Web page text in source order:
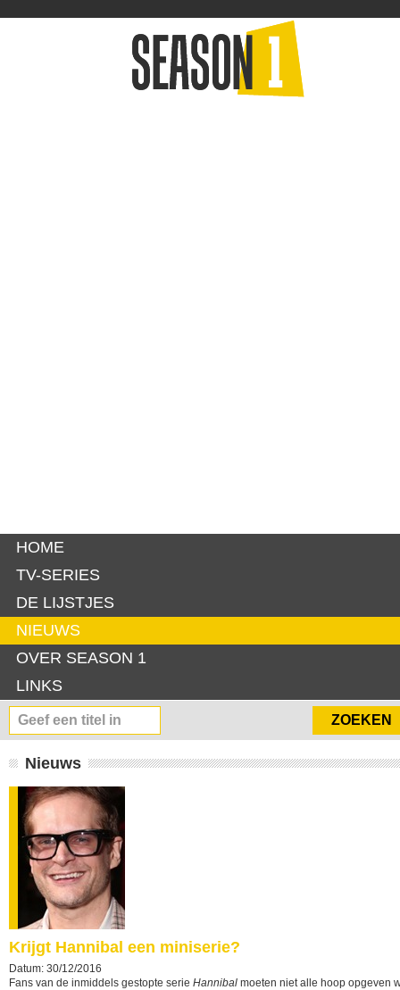
HOME
TV-SERIES
DE LIJSTJES
NIEUWS
OVER SEASON 1
LINKS
Nieuws
Krijgt Hannibal een miniserie?
Datum: 30/12/2016
Fans van de inmiddels gestopte serie Hannibal moeten niet alle hoop opgeven